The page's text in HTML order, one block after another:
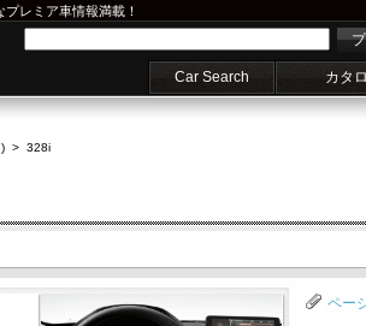
プレミア車情報満載！
Car Search カタ
> 328i
ペー